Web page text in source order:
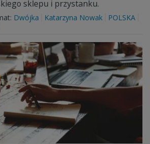
sklepu i przystanku.
Dwójka Katarzyna Nowak
POLSKA